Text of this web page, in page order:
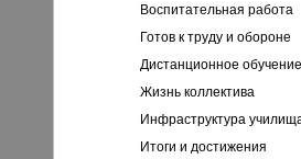
Воспитательная работа
Готов к труду и обороне
Дистанционное обучение
Жизнь коллектива
Инфраструктура
Итоги и достижения